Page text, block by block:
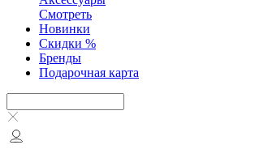
Смотреть
Новинки
Скидки %
Бренды
Подарочная карта